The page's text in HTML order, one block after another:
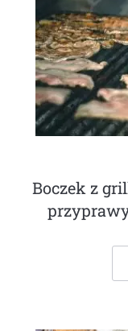
Boczek z